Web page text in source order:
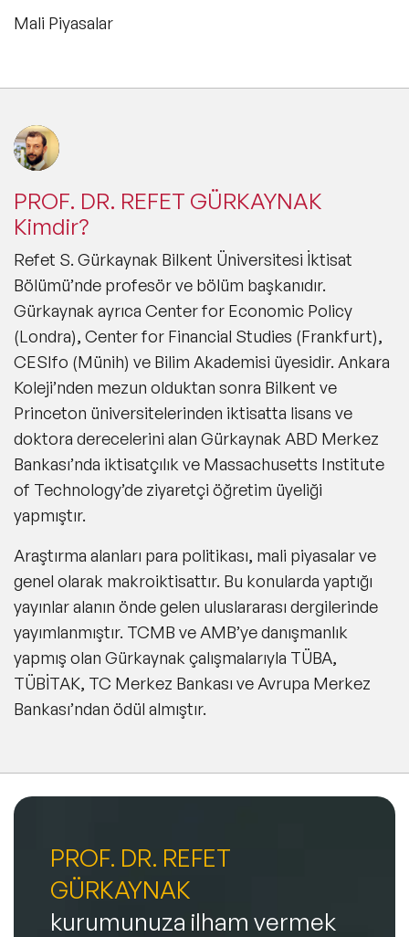
Mali Piyasalar
PROF. DR. REFET GÜRKAYNAK
Kimdir?
Refet S. Gürkaynak Bilkent Üniversitesi İktisat
Bölümü’nde profesör ve bölüm başkanıdır.
Gürkaynak ayrıca Center for Economic Policy
(Londra), Center for Financial Studies (Frankfurt),
CESIfo (Münih) ve Bilim Akademisi üyesidir. Ankara
Koleji’nden mezun olduktan sonra Bilkent ve
Princeton üniversitelerinden iktisatta lisans ve
doktora derecelerini alan Gürkaynak ABD Merkez
Bankası’nda iktisatçılık ve Massachusetts Institute
of Technology’de ziyaretçi öğretim üyeliği
yapmıştır.
Araştırma alanları para politikası, mali piyasalar ve
genel olarak makroiktisattır. Bu konularda yaptığı
yayınlar alanın önde gelen uluslararası dergilerinde
yayımlanmıştır. TCMB ve AMB’ye danışmanlık
yapmış olan Gürkaynak çalışmalarıyla TÜBA,
TÜBİTAK, TC Merkez Bankası ve Avrupa Merkez
Bankası’ndan ödül almıştır.
PROF. DR. REFET
GÜRKAYNAK
kurumunuza ilham vermek